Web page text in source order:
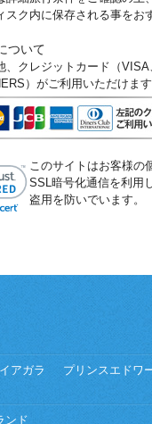
スク内に保存される事をお
ついて
、クレジットカード（
）がご利用いただけます
このサイトはお客様の
SSL暗号化通信を利用
盗用を防いでいます。
アガラ プリンスエドワ
ンド